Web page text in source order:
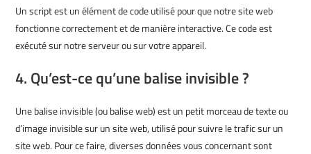
Un script est un élément de code utilisé pour que notre site web
fonctionne correctement et de manière interactive. Ce code est
exécuté sur notre serveur ou sur votre appareil.
4. Qu’est-ce qu’une balise invisible ?
Une balise invisible (ou balise web) est un petit morceau de texte ou
d’image invisible sur un site web, utilisé pour suivre le trafic sur un
site web. Pour ce faire, diverses données vous concernant sont